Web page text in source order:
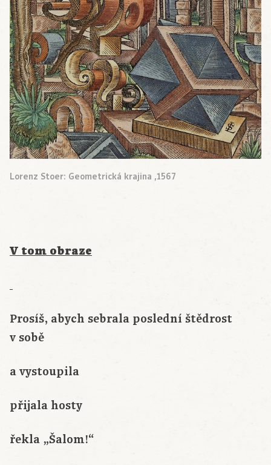
Lorenz Stoer: Geometrická krajina ,1567
V tom obraze
Prosíš, abych sebrala poslední štědrost
v sobě
a vystoupila
přijala hosty
řekla „Šalom!“